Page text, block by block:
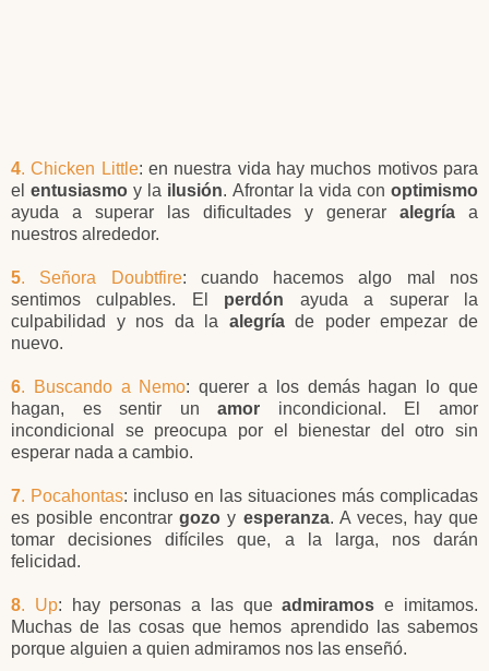
4. Chicken Little: en nuestra vida hay muchos motivos para
elentusiasmo y la ilusión. Afrontar la vida conoptimismo
ayuda a superar las dificultades y generar alegría a
nuestros alrededor.
5. Señora Doubtfire: cuando hacemos algo mal nos
sentimos culpables. El perdón ayuda a superar la
culpabilidad y nos da la alegríade poder empezar de
nuevo.
6. Buscando a Nemo: querer a los demás hagan lo que
hagan, es sentir unamor incondicional. El amor
incondicional se preocupa por el bienestar del otro sin
esperar nada a cambio.
7. Pocahontas: incluso en las situaciones más complicadas
es posible encontrargozo y esperanza. A veces, hay que
tomar decisiones difíciles que, a la larga, nos darán
felicidad.
8. Up: hay personas a las queadmiramos e imitamos.
Muchas de las cosas que hemos aprendido las sabemos
porque alguien a quien admiramos nos las enseñó.